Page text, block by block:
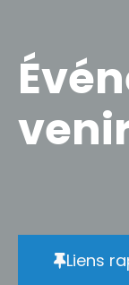
Liens